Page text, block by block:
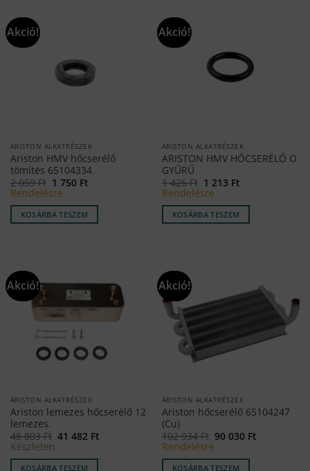
Akció!
ARISTON ALKATRÉSZEK
Ariston HMV hőcserélő
tömítés 65104334
2 059Ft Original
price
was:
2
059 Ft.
1 750 FtCurrent
1
Rendelésre
KOSÁRBA TESZEM
Akció!
ARISTON ALKATRÉSZEK
ARISTON HMV HŐCSERÉLŐ O
GYŰRŰ
1 426Ft Original
price
was:
1
426 Ft.
1 213 FtCurrent
1
Rendelésre
KOSÁRBA TESZEM
Akció!
ARISTON ALKATRÉSZEK
Ariston lemezes hőcserélő 12
lemezes.
48 803Ft Original
48
41 482 FtCurrent
Készleten
KOSÁRBA TESZEM
Akció!
ARISTON ALKATRÉSZEK
Ariston hőcserélő 65104247
(Cu)
102 934Ft Original
price
was:
102
90 030 FtCurrent
Rendelésre
KOSÁRBA TESZEM